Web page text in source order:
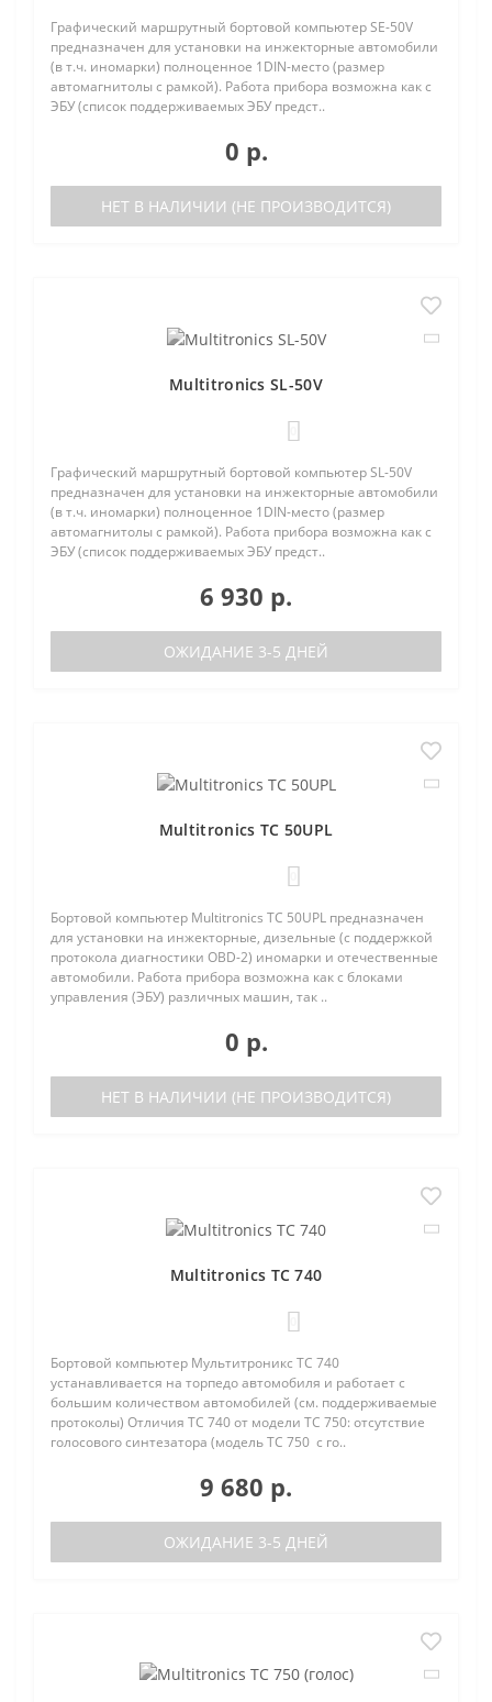
Графический маршрутный бортовой компьютер SE-50V
предназначен для установки на инжекторные автомобили
(в т.ч. иномарки) полноценное 1DIN-место (размер
автомагнитолы с рамкой). Работа прибора возможна как с
ЭБУ (список поддерживаемых ЭБУ предст..
0 р.
НЕТ В НАЛИЧИИ (НЕ ПРОИЗВОДИТСЯ)
Multitronics SL-50V
Графический маршрутный бортовой компьютер SL-50V
предназначен для установки на инжекторные автомобили
(в т.ч. иномарки) полноценное 1DIN-место (размер
автомагнитолы с рамкой). Работа прибора возможна как с
ЭБУ (список поддерживаемых ЭБУ предст..
6 930 р.
ОЖИДАНИЕ 3-5 ДНЕЙ
Multitronics TC 50UPL
Бортовой компьютер Multitronics TC 50UPL предназначен
для установки на инжекторные, дизельные (с поддержкой
протокола диагностики OBD-2) иномарки и отечественные
автомобили. Работа прибора возможна как с блоками
управления (ЭБУ) различных машин, так ..
0 р.
НЕТ В НАЛИЧИИ (НЕ ПРОИЗВОДИТСЯ)
Multitronics TC 740
Бортовой компьютер Мультитроникс TC 740
устанавливается на торпедо автомобиля и работает с
большим количеством автомобилей (см. поддерживаемые
протоколы) Отличия TC 740 от модели TC 750: отсутствие
голосового синтезатора (модель TC 750 с го..
9 680 р.
ОЖИДАНИЕ 3-5 ДНЕЙ